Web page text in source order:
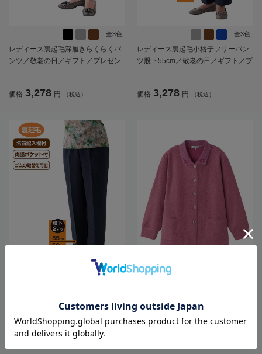
全3色
レディース裏起毛深履きらくらくパ
ンツ／敬老の日／ギフト／プレゼン
価格 3,278 円 （税込）
全3色
レディース裏起毛小格子フリーパン
ツ股下55cm／敬老の日／ギフト／プ
価格 3,278 円 （税込）
ツ股下60cm／敬老の日／ギフト／プ
レゼント【CF】
カーディ／婦人用／前開き／ポロシ
ャツ／カーディガン【CF】